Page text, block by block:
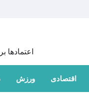
اعتمادها
ورزش اقتصادی